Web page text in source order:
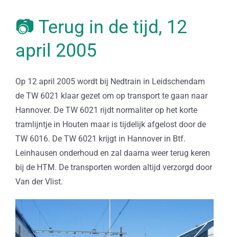
📷 Terug in de tijd, 12
april 2005
Op 12 april 2005 wordt bij Nedtrain in Leidschendam
de TW 6021 klaar gezet om op transport te gaan naar
Hannover. De TW 6021 rijdt normaliter op het korte
tramlijntje in Houten maar is tijdelijk afgelost door de
TW 6016. De TW 6021 krijgt in Hannover in Btf.
Leinhausen onderhoud en zal daarna weer terug keren
bij de HTM. De transporten worden altijd verzorgd door
Van der Vlist.